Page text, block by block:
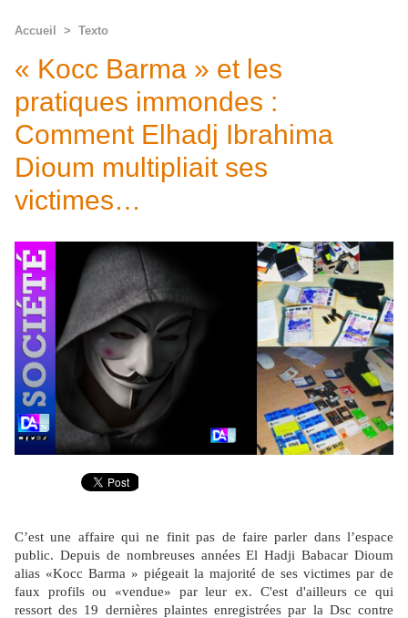
Accueil > Texto
« Kocc Barma » et les
pratiques immondes :
Comment Elhadj Ibrahima
Dioum multipliait ses
victimes…
C’est une affaire qui ne finit pas de faire parler dans l’espace
public. Depuis de nombreuses années El Hadji Babacar Dioum
alias «Kocc Barma » piégeait la majorité de ses victimes par de
faux profils ou «vendue» par leur ex. C'est d'ailleurs ce qui
ressort des 19 dernières plaintes enregistrées par la Dsc contre